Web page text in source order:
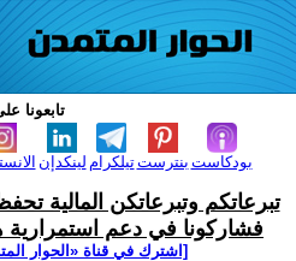
تابعونا
لينكدإن تيلكرامبنترست بودكاست
تبرعاتكم وتبرعاتكن المالية
فشاركونا في دعم استمرارية
[اشترك في قناة ‫«الحوار